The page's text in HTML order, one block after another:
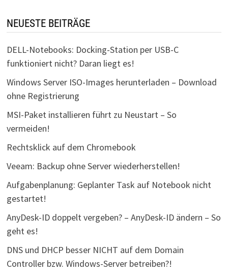
NEUESTE BEITRÄGE
DELL-Notebooks: Docking-Station per USB-C
funktioniert nicht? Daran liegt es!
Windows Server ISO-Images herunterladen – Download
ohne Registrierung
MSI-Paket installieren führt zu Neustart – So
vermeiden!
Rechtsklick auf dem Chromebook
Veeam: Backup ohne Server wiederherstellen!
Aufgabenplanung: Geplanter Task auf Notebook nicht
gestartet!
AnyDesk-ID doppelt vergeben? – AnyDesk-ID ändern – So
geht es!
DNS und DHCP besser NICHT auf dem Domain
Controller bzw. Windows-Server betreiben?!